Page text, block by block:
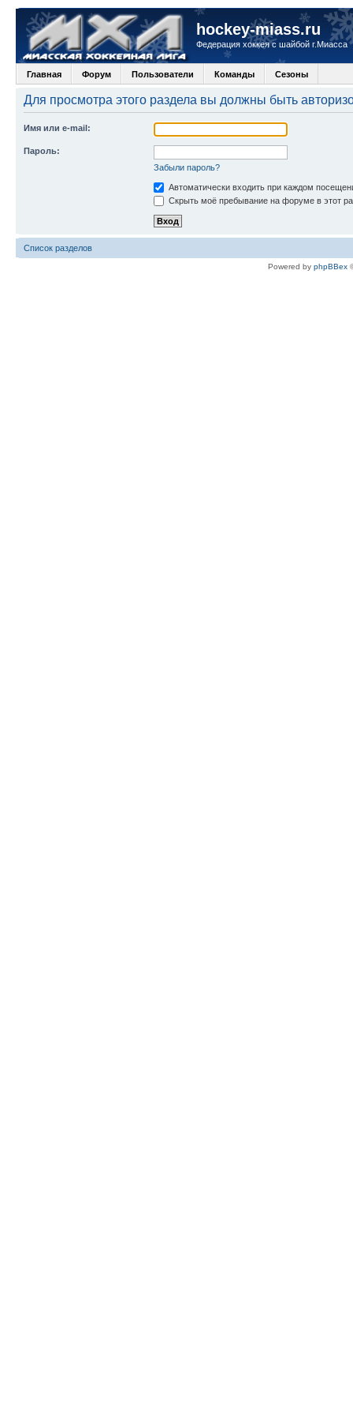
hockey-miass.ru
Федерация хоккея с шайбой г.Миасса
Главная Форум Пользователи Команды Сезоны
Для просмотра этого раздела вы должны быть
Имя или e-mail:
Пароль:
Забыли пароль?
Автоматически входить при каждом
Скрыть моё пребывание на форуме в этот
Список разделов
Powered by phpBBex